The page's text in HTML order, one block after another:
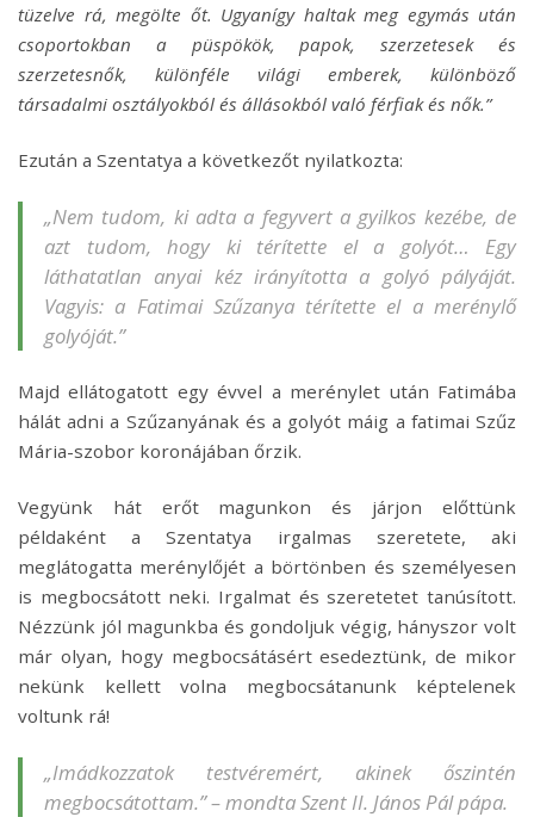
tüzelve rá, megölte őt. Ugyanígy haltak meg egymás után
csoportokban a püspökök, papok, szerzetesek és
szerzetesnők, különféle világi emberek, különböző
társadalmi osztályokból és állásokból való férfiak és nők.”
Ezután a Szentatya a következőt nyilatkozta:
„Nem tudom, ki adta a fegyvert a gyilkos kezébe, de
azt tudom, hogy ki térítette el a golyót… Egy
láthatatlan anyai kéz irányította a golyó pályáját.
Vagyis: a Fatimai Szűzanya térítette el a merénylő
golyóját.”
Majd ellátogatott egy évvel a merénylet után Fatimába
hálát adni a Szűzanyának és a golyót máig a fatimai Szűz
Mária-szobor koronájában őrzik.
Vegyünk hát erőt magunkon és járjon előttünk
példaként a Szentatya irgalmas szeretete, aki
meglátogatta merénylőjét a börtönben és személyesen
is megbocsátott neki. Irgalmat és szeretetet tanúsított.
Nézzünk jól magunkba és gondoljuk végig, hányszor volt
már olyan, hogy megbocsátásért esedeztünk, de mikor
nekünk kellett volna megbocsátanunk képtelenek
voltunk rá!
„Imádkozzatok testvéremért, akinek őszintén
megbocsátottam.” – mondta Szent II. János Pál pápa.